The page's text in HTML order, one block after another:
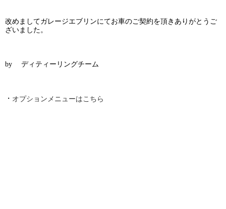
改めましてガレージエブリンにてお車のご契約を頂きありがとうご
ざいました。
by ディティーリングチーム
・ オプションメニューはこちら